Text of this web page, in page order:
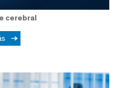
cerebral